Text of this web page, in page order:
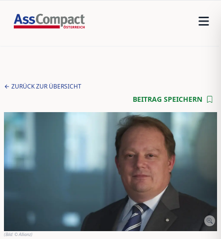
ZURÜCK ZUR ÜBERSICHT
BEITRAG SPEICHERN
(Bild:© Allianz)